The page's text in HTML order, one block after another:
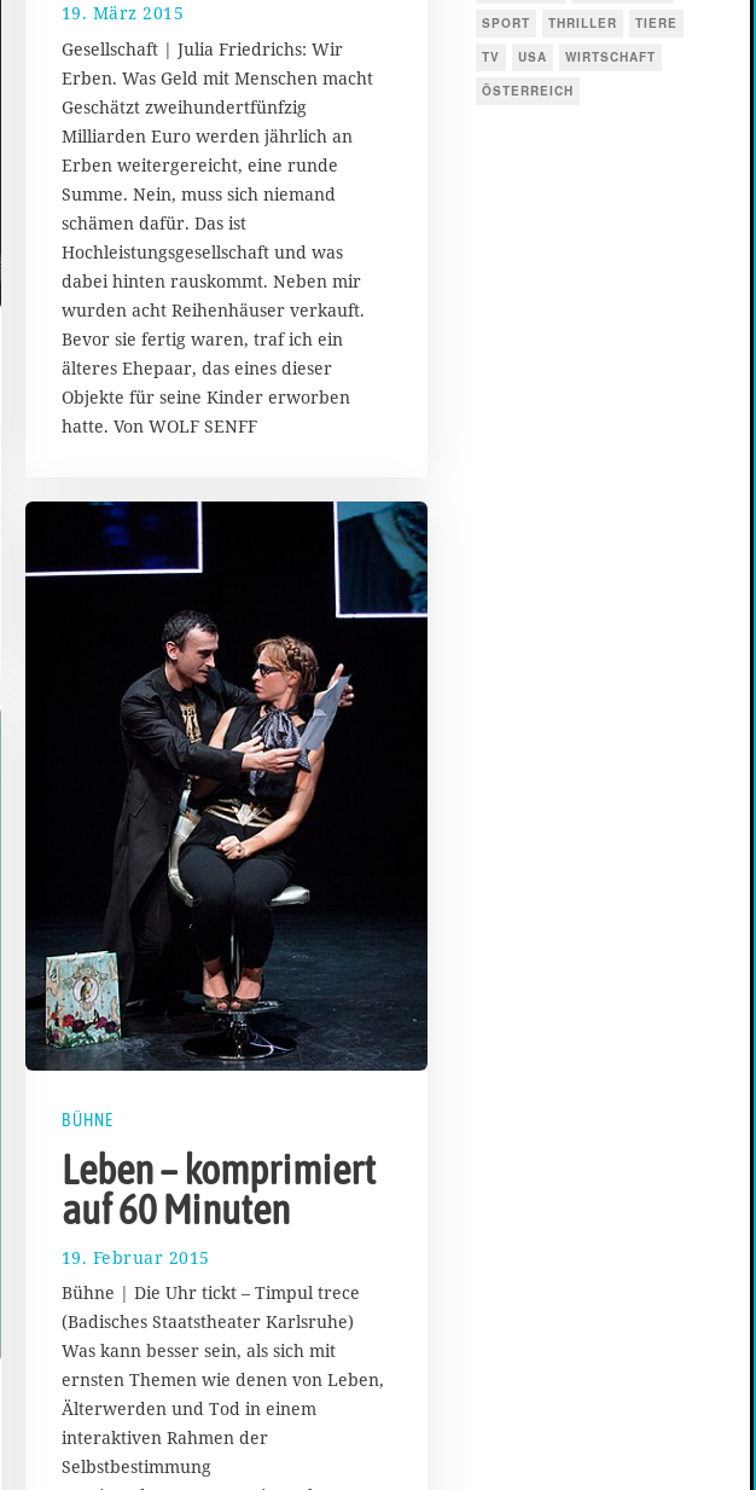
19. März 2015
.
M
ä
r
z
0
1
5
Gesellschaft | Julia Friedrichs: Wir
Erben. Was Geld mit Menschen macht
Geschätzt zweihundertfünfzig
Milliarden Euro werden jährlich an
Erben weitergereicht, eine runde
Summe. Nein, muss sich niemand
schämen dafür. Das ist
Hochleistungsgesellschaft und was
dabei hinten rauskommt. Neben mir
wurden acht Reihenhäuser verkauft.
Bevor sie fertig waren, traf ich ein
älteres Ehepaar, das eines dieser
Objekte für seine Kinder erworben
hatte. Von WOLF SENFF
BÜHNE
Leben – komprimiert
auf 60 Minuten
19. Februar 2015
8
.
F
e
b
r
a
r
Bühne | Die Uhr tickt – Timpul trece
(Badisches Staatstheater Karlsruhe)
Was kann besser sein, als sich mit
ernsten Themen wie denen von Leben,
Älterwerden und Tod in einem
interaktiven Rahmen der
Selbstbestimmung
SPORT
THRILLER
TIERE
TV
USA
WIRTSCHAFT
ÖSTERREICH